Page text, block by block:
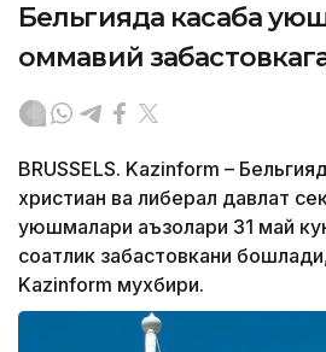
Бельгияда касаба
оммавий
BRUSSELS. Kazinform –
христиан ва либерал давлат
уюшмалари аъзолари 31 май
соатлик забастовкани
Kazinform мухбири.